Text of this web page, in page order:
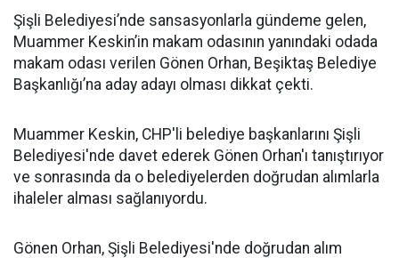
Şişli Belediyesi’nde sansasyonlarla gündeme gelen,
Muammer Keskin’in makam odasının yanındaki odada
makam odası verilen Gönen Orhan, Beşiktaş Belediye
Başkanlığı’na aday adayı olması dikkat çekti.
Muammer Keskin, CHP'li belediye başkanlarını Şişli
Belediyesi'nde davet ederek Gönen Orhan'ı tanıştırıyor
ve sonrasında da o belediyelerden doğrudan alımlarla
ihaleler alması sağlanıyordu.
Gönen Orhan, Şişli Belediyesi'nde doğrudan alım